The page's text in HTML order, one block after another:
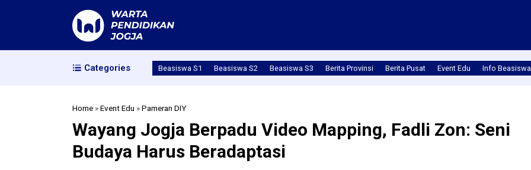
Categories Beasiswa S1 Beasiswa S2 Beasiswa S3 Berita Provinsi Berita Pusat Event Edu Info Beasiswa
Home »Event Edu »Pameran DIY
Wayang Jogja Berpadu Video Mapping, Fadli Zon: Seni
Budaya Harus Beradaptasi